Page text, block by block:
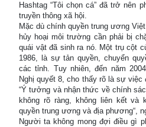
Hashtag “Tôi chọn cá” đã trở nên
truyền thông xã hội.
Mặc dù chính quyền trung ương
hủy hoại môi trường cần phải bị
quái vật đã sinh ra nó. Một trụ cột
1986, là sự tản quyền, chuyển
các tỉnh. Tuy nhiên, đến năm
Nghị quyết 8, cho thấy rõ là sự
“Ý tưởng và nhận thức về chính
không rõ ràng, không liên kết và
quyền trung ương và địa phương“,
Người ta không mong đợi điều gì